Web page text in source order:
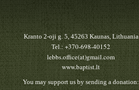
Kranto 2-oji g. 5, 45263 Kaunas, Lithuania
Tel.:+370-698-40152
lebbs.office(at)gmail.com
www.baptist.lt
You may support us by sending a donation: